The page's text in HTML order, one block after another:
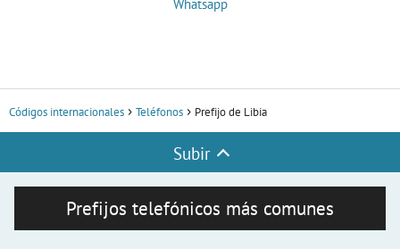
Whatsapp
Códigos internacionales Teléfonos Prefijo de Libia
Subir
Prefijos telefónicos más comunes